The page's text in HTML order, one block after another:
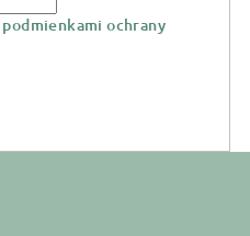
podmienkami ochrany